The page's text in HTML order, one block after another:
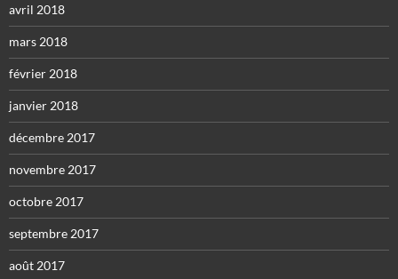
avril 2018
mars 2018
février 2018
janvier 2018
décembre 2017
novembre 2017
octobre 2017
septembre 2017
août 2017